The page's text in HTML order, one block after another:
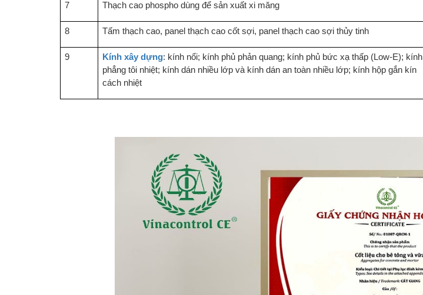
7 Thạch cao phospho dùng để sản xuất xi măng
8 Tấm thạch cao, panel thạch cao cốt sợi, panel thạch cao sợi thủy tinh
9 Kính xây dựng: kính nổi; kính phủ phản quang; kính phủ bức xạ thấp (Low-E); kính
phẳng tôi nhiệt; kính dán nhiều lớp và kính dán an toàn nhiều lớp; kính hộp gắn kín
cách nhiệt